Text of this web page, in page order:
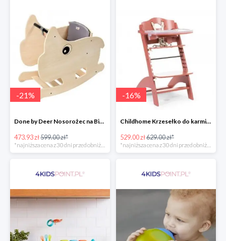
-21%
Done by Deer Nosorożec na Biegunach
473.93 zł599.00 zł*
-16%
Childhome Krzesełko do karmienia Lambda 3 ceglaste
529.00 zł629.00 zł*